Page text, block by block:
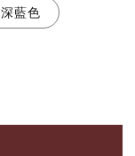
深藍色